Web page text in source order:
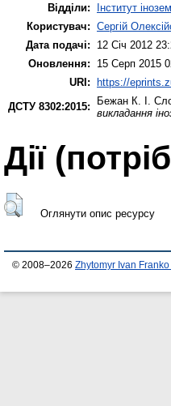
Відділи:
Інститут
Користувач: Сергій
Дата подачі:
12 Січ 2012
Оновлення:
15 Серп 2015
URI:
https://
ДСТУ 8302:2015:
Бежан К. І.
викладання
Дії
Оглянути опис ресурсу
© 2008–2026 Zhytomyr Ivan